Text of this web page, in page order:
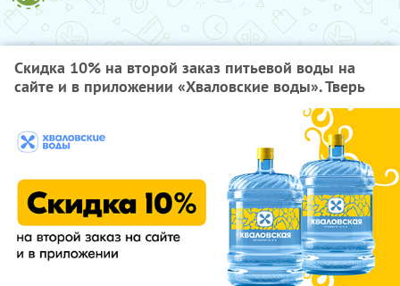
Скидка 10% на второй заказ питьевой воды на
сайте и в приложении «Хваловские воды». Тверь